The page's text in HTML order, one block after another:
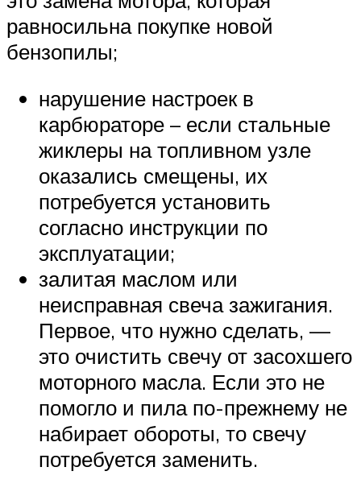
равносильна покупке новой
бензопилы;
нарушение настроек в
карбюраторе – если стальные
жиклеры на топливном узле
оказались смещены, их
потребуется установить
согласно инструкции по
эксплуатации;
залитая маслом или
неисправная свеча зажигания.
Первое, что нужно сделать, —
это очистить свечу от засохшего
моторного масла. Если это не
помогло и пила по-прежнему не
набирает обороты, то свечу
потребуется заменить.